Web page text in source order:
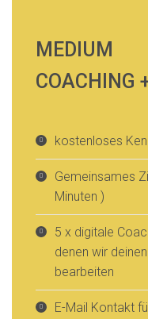
MEDIUM
COACHING
kostenloses
Gemeinsames
Minuten )
5 x digitale
denen wir
bearbeiten
E-Mail Kontakt